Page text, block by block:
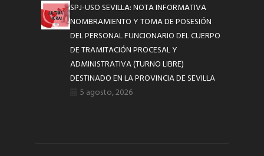
SPJ-USO SEVILLA: NOTA INFORMATIVA
NOMBRAMIENTO Y TOMA DE POSESIÓN
DEL PERSONAL FUNCIONARIO DEL CUERPO
DE TRAMITACIÓN PROCESAL Y
ADMINISTRATIVA (TURNO LIBRE)
DESTINADO EN LA PROVINCIA DE SEVILLA
5 agosto, 2026